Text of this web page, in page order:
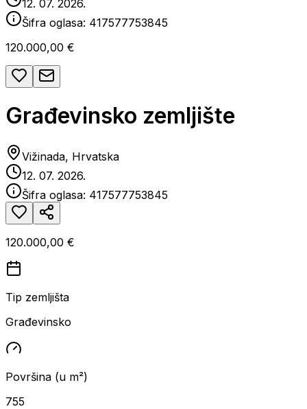
12. 07. 2026.
Šifra oglasa: 417577753845
120.000,00 €
Građevinsko zemljište
Vižinada, Hrvatska
12. 07. 2026.
Šifra oglasa: 417577753845
120.000,00 €
Tip zemljišta
Građevinsko
Površina (u m²)
755